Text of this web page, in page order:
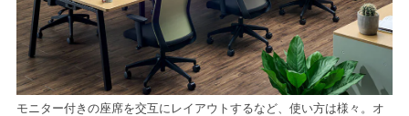
モニター付きの座席を交互にレイアウトするなど、使い方は様々。オ